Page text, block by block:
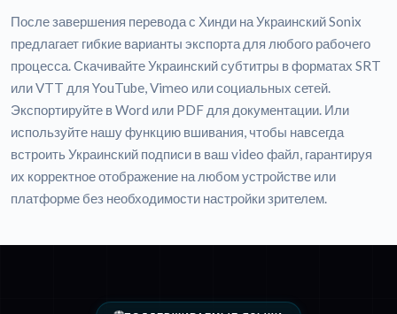
После завершения перевода с Хинди на Украинский Sonix
предлагает гибкие варианты экспорта для любого рабочего
процесса. Скачивайте Украинский субтитры в форматах SRT
или VTT для YouTube, Vimeo или социальных сетей.
Экспортируйте в Word или PDF для документации. Или
используйте нашу функцию вшивания, чтобы навсегда
встроить Украинский подписи в ваш video файл, гарантируя
их корректное отображение на любом устройстве или
платформе без необходимости настройки зрителем.